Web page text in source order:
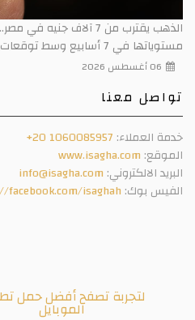
لتجربة تصفح أفضل حمل
الموبايل
الذهب يقترب من 7 آلاف
مستوياتها في 7 أسابيع وسط توقعات بالوصول إلى 5000 دولار
06 أغسطس 2026
تواصل معنا
خدمة العملاء: +20 1060085957
الموقع: www.isagha.com
البريد الالكتروني: info@isagha.com
الفيس بوك: facebook.com/isaghah